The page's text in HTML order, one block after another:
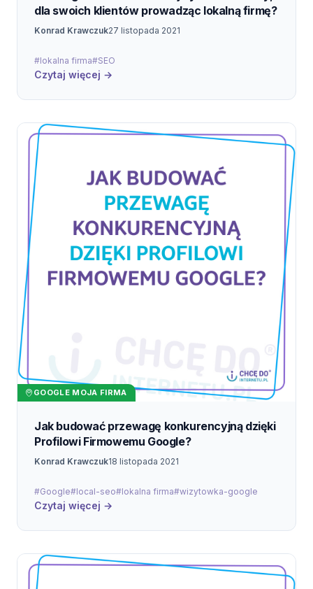
dla swoich klientów prowadząc lokalną firmę?
Konrad Krawczuk27 listopada 2021
#lokalna firma#SEO
Czytaj więcej →
GOOGLE MOJA FIRMA
Jak budować przewagę konkurencyjną dzięki
Profilowi Firmowemu Google?
Konrad Krawczuk18 listopada 2021
#Google#local-seo#lokalna firma#wizytowka-google
Czytaj więcej →